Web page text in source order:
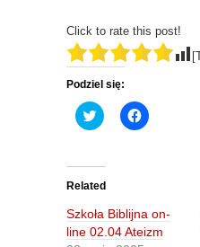
Click to rate this post!
Podziel się:
C
l
t
o
s
a
r
e
C
l
a
r
e
Related
Szkoła Biblijna on-
line 02.04 Ateizm